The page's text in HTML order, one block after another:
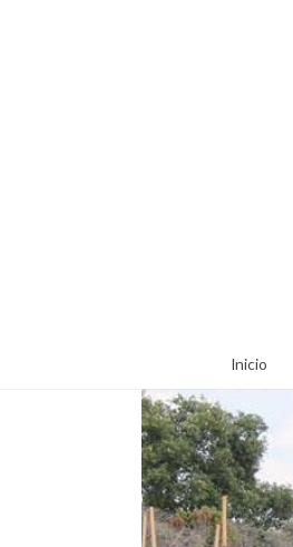
Inicio